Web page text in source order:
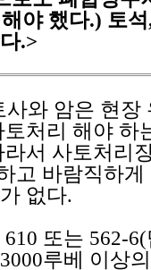
야 했다.) 토
.>
와 암은 현장
처리 해야 하
서 사토처리
고 바람직하
없다.
또는 562-
루베 이상